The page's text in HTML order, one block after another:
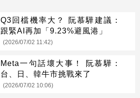
Q3回檔機率大？ 阮慕驊建議：
跟緊AI再加「9.23%避風港」
(2026/07/02 11:42)
Meta一句話壞大事！ 阮慕驊：
台、日、韓牛市挑戰來了
(2026/07/02 10:06)